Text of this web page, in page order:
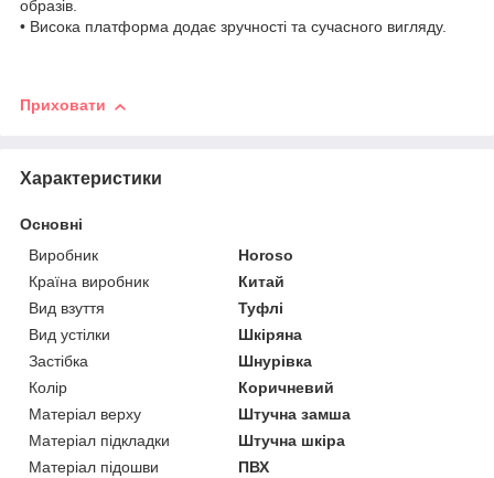
образів.
• Висока платформа додає зручності та сучасного вигляду.
Приховати
Характеристики
Основні
Виробник
Horoso
Країна виробник
Китай
Вид взуття
Туфлі
Вид устілки
Шкіряна
Застібка
Шнурівка
Колір
Коричневий
Матеріал верху
Штучна замша
Матеріал підкладки
Штучна шкіра
Матеріал підошви
ПВХ